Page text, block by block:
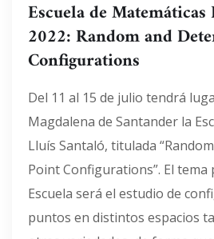
Escuela de
2022: Random and
Configurations
Del 11 al 15 de julio tendrá
Magdalena de Santander la
Lluís Santaló, titulada
Point Configurations”. El tema
Escuela será el estudio de
puntos en distintos espacios